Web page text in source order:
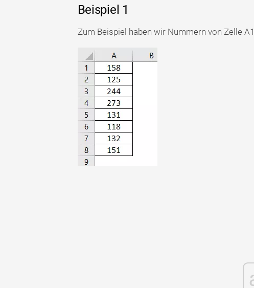
Beispiel 1
Zum Beispiel haben wir Nummern von Zelle